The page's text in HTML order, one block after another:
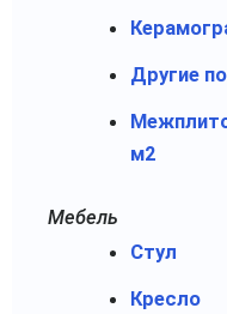
Другие
м2
Мебель
Стул
Кресло